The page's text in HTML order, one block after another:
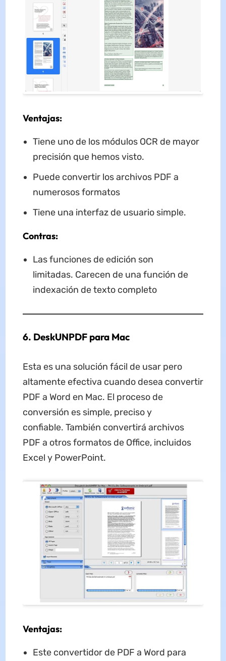
Ventajas:
Tiene uno de los módulos OCR de mayor
precisión que hemos visto.
Puede convertir los archivos PDF a
numerosos formatos
Tiene una interfaz de usuario simple.
Contras:
Las funciones de edición son
limitadas. Carecen de una función de
indexación de texto completo
6. DeskUNPDF para Mac
Esta es una solución fácil de usar pero
altamente efectiva cuando desea convertir
PDF a Word en Mac. El proceso de
conversión es simple, preciso y
confiable. También convertirá archivos
PDF a otros formatos de Office, incluidos
Excel y PowerPoint.
Ventajas:
Este convertidor de PDF a Word para